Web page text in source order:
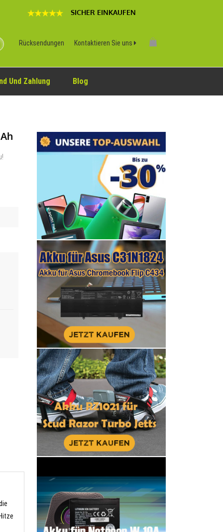
SICHER EINKAUFEN
Rücksendungen Kontaktieren Sie uns
Und Zahlung Blog